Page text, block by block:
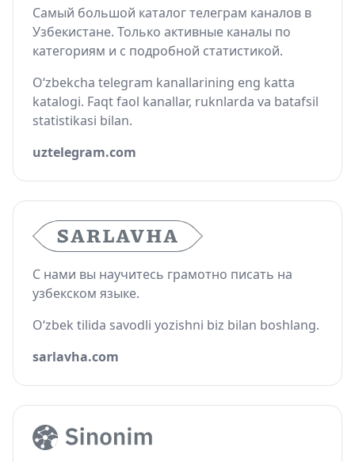
Самый большой каталог телеграм каналов в
Узбекистане. Только активные каналы по
категориям и с подробной статистикой.
O‘zbekcha telegram kanallarining eng katta
katalogi. Faqt faol kanallar, ruknlarda va batafsil
statistikasi bilan.
uztelegram.com
С нами вы научитесь грамотно писать на
узбекском языке.
O‘zbek tilida savodli yozishni biz bilan boshlang.
sarlavha.com